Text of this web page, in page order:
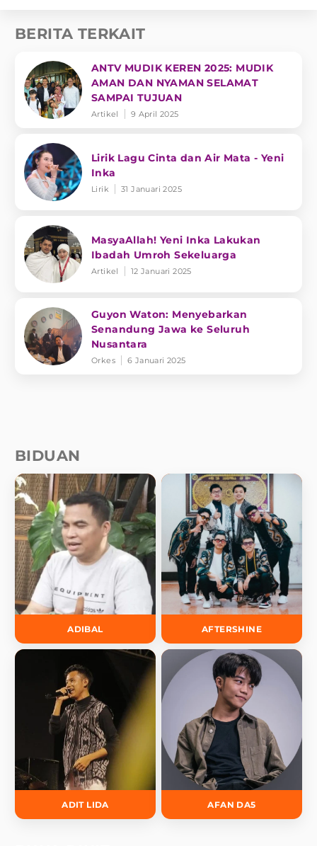
BERITA TERKAIT
ANTV MUDIK KEREN 2025: MUDIK
AMAN DAN NYAMAN SELAMAT
SAMPAI TUJUAN
Artikel 9 April 2025
Lirik Lagu Cinta dan Air Mata - Yeni
Inka
Lirik 31 Januari 2025
MasyaAllah! Yeni Inka Lakukan
Ibadah Umroh Sekeluarga
Artikel 12 Januari 2025
Guyon Waton: Menyebarkan
Senandung Jawa ke Seluruh
Nusantara
Orkes 6 Januari 2025
BIDUAN
ADIBAL AFTERSHINE
ADIT LIDA AFAN DA5